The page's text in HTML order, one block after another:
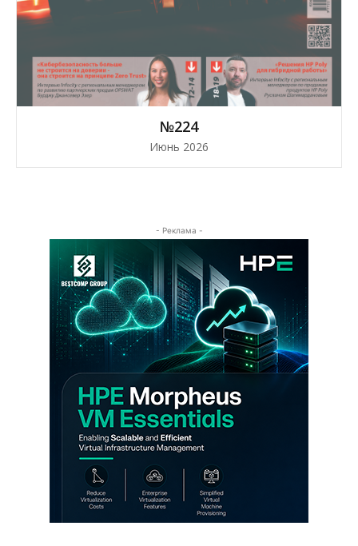
№224
Июнь 2026
- Реклама -